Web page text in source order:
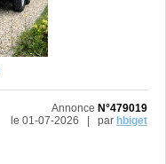
Annonce N°479019
le 01-07-2026 | par hbiget